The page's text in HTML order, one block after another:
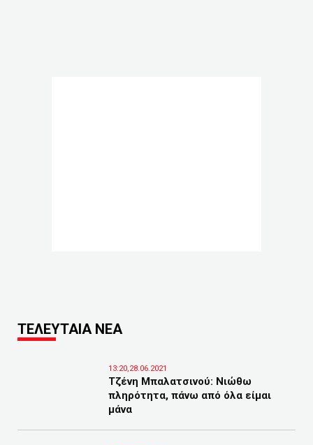
ΤΕΛΕΥΤΑΙΑ ΝΕΑ
13:20,28.06.2021
Τζένη Μπαλατσινού: Νιώθω
πληρότητα, πάνω από όλα είμαι
μάνα